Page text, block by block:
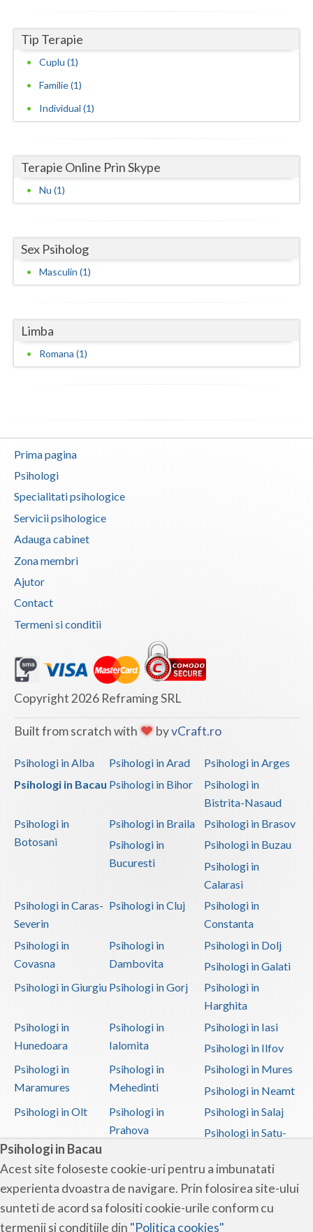
Psihologi in Bacau
Acest site foloseste cookie-uri pentru a imbunatati
experienta dvoastra de navigare. Prin folosirea site-ului
sunteti de acord sa folositi cookie-urile conform cu
termenii si conditiile din "Politica cookies"
Olt
Prahova
Salaj
Satu-Mare
Suceava
Teleorman
Tulcea
Valcea
Vrancea
Tip Terapie
Cuplu (1)
Familie (1)
Individual (1)
Terapie Online Prin Skype
Nu (1)
Sex Psiholog
Masculin (1)
Limba
Romana (1)
Prima pagina
Psihologi
Specialitati psihologice
Servicii psihologice
Adauga cabinet
Zona membri
Ajutor
Contact
Termeni si conditii
Copyright 2026 Reframing SRL
Built from scratch with byvCraft.ro
Psihologi in Alba Psihologi in Arad
Psihologi in Arges
Psihologi in Bacau Psihologi in Bihor
Psihologi in
Bistrita-Nasaud
Psihologi in
Botosani
Psihologi in Braila
Psihologi in Brasov
Psihologi in
Bucuresti
Psihologi in Buzau
Psihologi in
Calarasi
Psihologi in Caras-
Severin
Psihologi in Cluj
Psihologi in
Constanta
Psihologi in
Covasna
Psihologi in
Dambovita
Psihologi in Dolj
Psihologi in Galati
Psihologi in Giurgiu Psihologi in Gorj
Psihologi in
Harghita
Psihologi in
Hunedoara
Psihologi in
Ialomita
Psihologi in Iasi
Psihologi in Ilfov
Psihologi in
Maramures
Psihologi in
Mehedinti
Psihologi in Mures
Psihologi in Neamt
Psihologi in Olt
Psihologi in
Prahova
Psihologi in Salaj
Psihologi in Satu-
Psihologi in Sibiu
Psihologi in
Suceava
Psihologi in
Teleorman
Psihologi in Timis
Psihologi in Tulcea Psihologi in Valcea